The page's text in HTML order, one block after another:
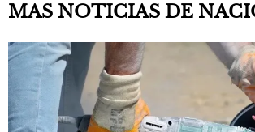
MAS NOTICIAS DE